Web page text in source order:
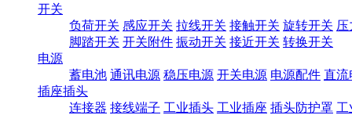
开关
负荷开关 感应开关 拉线开关 接触开关 旋转开关 压
脚踏开关 开关附件 振动开关 接近开关 转换开关
电源
蓄电池 通讯电源 稳压电源 开关电源 电源配件 直流
插座插头
连接器 接线端子 工业插头 工业插座 插头防护罩 工